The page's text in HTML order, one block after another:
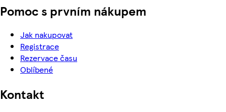
Pomoc s prvním nákupem
Jak nakupovat
Registrace
Rezervace času
Oblíbené
Kontakt